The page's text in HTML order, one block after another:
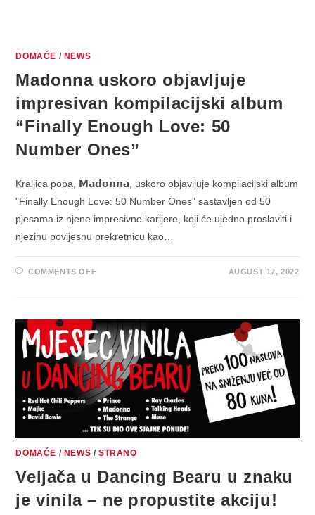
DOMAĆE / NEWS
Madonna uskoro objavljuje
impresivan kompilacijski album
“Finally Enough Love: 50
Number Ones”
Kraljica popa, 𝗠𝗮𝗱𝗼𝗻𝗻𝗮, uskoro objavljuje kompilacijski album
"Finally Enough Love: 50 Number Ones" sastavljen od 50
pjesama iz njene impresivne karijere, koji će ujedno proslaviti i
njezinu povijesnu prekretnicu kao…
COMMENTS OFFON
KOMPILACIJSKI
ALBUM
“FINALLY
ENOUGH
LOVE:
50
NUMBER
ONES”
AUGUST 17, 2022
DOMAĆE / NEWS /STRANO
Veljača u Dancing Bearu u znaku
je vinila – ne propustite akciju!